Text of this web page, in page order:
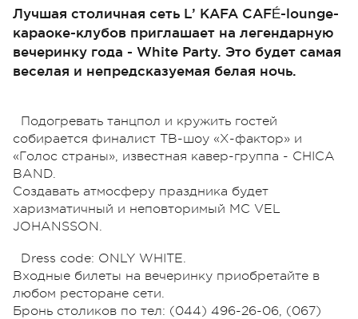
Лучшая столичная сеть L’ KAFA CAFÉ-lounge-
караоке-клубов приглашает на легендарную
вечеринку года - White Party. Это будет самая
веселая и непредсказуемая белая ночь.
Подогревать танцпол и кружить гостей
собирается финалист ТВ-шоу «Х-фактор» и
«Голос страны», известная кавер-группа - СНICA
BAND.
Создавать атмосферу праздника будет
харизматичный и неповторимый MC VEL
JOHANSSON.
Dress code: ONLY WHITE.
Входные билеты на вечеринку приобретайте в
любом ресторане сети.
Бронь столиков по тел: (044) 496-26-06, (067)